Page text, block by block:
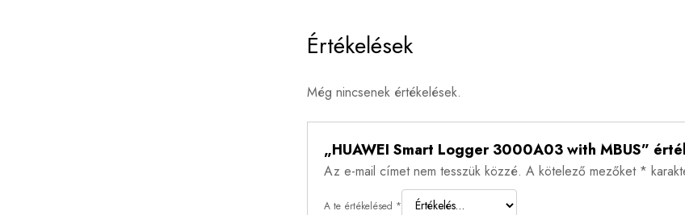
Értékelések
Még nincsenek értékelések.
„HUAWEI Smart Logger 3000A03 with MBUS”
Az e-mail címet nem tesszük közzé. A kötelező mezőket *
A te értékelésed *